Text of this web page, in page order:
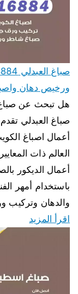
ورخيص دهان
هل تبحث عن
صباغ العبدلي
أعمال اصباغ
العالم ذات
أعمال الديكور
باستخدام أمهر
والدهان وتركيب
اقرأ المزيد